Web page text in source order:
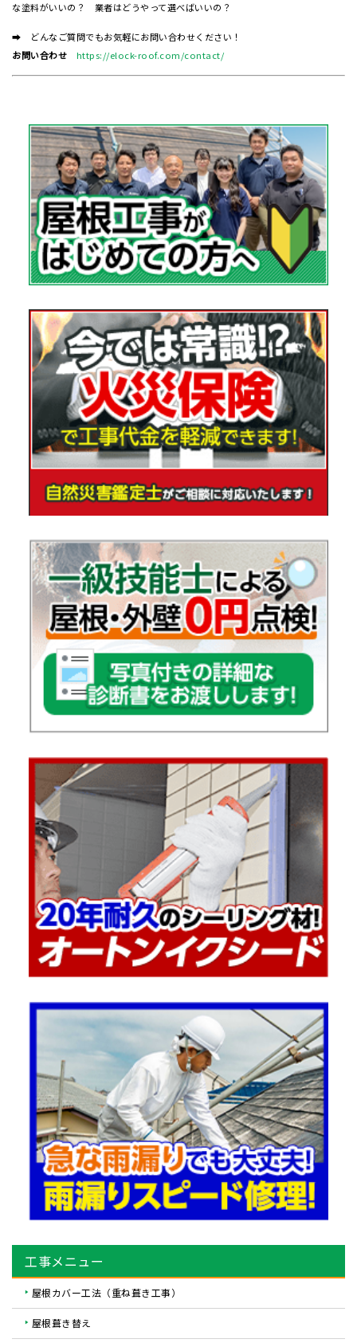
な塗料がいいの？ 業者はどうやって選べばいいの？
➡ どんなご質問でもお気軽にお問い合わせください！
お問い合わせ
https://elock-roof.com/contact/
工事メニュー
屋根カバー工法（重ね葺き工事）
屋根葺き替え